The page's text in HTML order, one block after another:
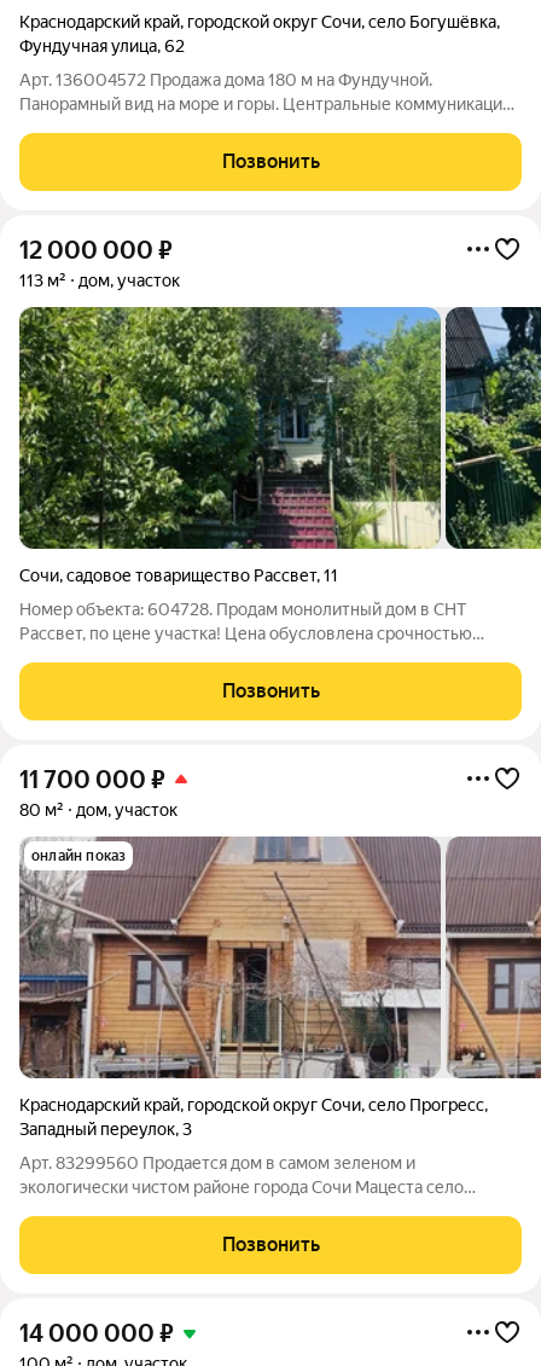
Краснодарский край, городской округ Сочи,село Богушёвка,
Фундучная улица,62
Арт. 136004572 Продажа дома 180 м на Фундучной.
Панорамный вид на море и горы. Центральные коммуникации
м) на улице Фундучная в одном из самых престижных районов
Сочи. Из окон открывается
Позвонить
12 000 000 ₽
113 м² дом, участок
Сочи,садовое товарищество Рассвет,11
Номер объекта: 604728. Продам монолитный дом в СНТ
Рассвет, по цене участка! Цена обусловлена срочностью
воплощение вашей мечты о дачной жизни с видом на море!
Погрузитесь в оазис уюта и
Позвонить
11 700 000 ₽
80 м² дом, участок
онлайн показ
Краснодарский край, городской округ Сочи,село Прогресс,
Западный переулок,3
Арт. 83299560 Продается дом в самом зеленом и
экологически чистом районе города Сочи Мацеста село
инфраструктура, а именно: новый прогулочный парк вдоль
набережной реки Мацеста с тематическими
Позвонить
14 000 000 ₽